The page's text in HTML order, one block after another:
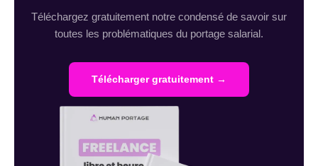
Téléchargez gratuitement notre condensé de savoir sur
toutes les problématiques du portage salarial.
Télécharger gratuitement →